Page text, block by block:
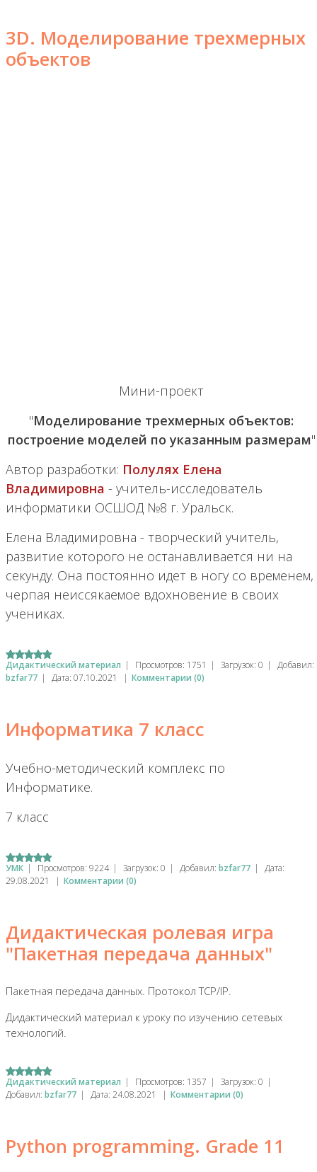
3D. Моделирование трехмерных
объектов
Мини-проект
"Моделирование трехмерных объектов:
построение моделей по указанным размерам"
Автор разработки: Полулях Елена
Владимировна - учитель-исследователь
информатики ОСШОД №8 г. Уральск.
Елена Владимировна - творческий учитель,
развитие которого не останавливается ни на
секунду. Она постоянно идет в ногу со временем,
черпая неиссякаемое вдохновение в своих
учениках.
Дидактический материал | Просмотров: 1751 | Загрузок: 0 |
Добавил:
bzfar77 | Дата: 07.10.2021 | Комментарии (0)
Информатика 7 класс
Учебно-методический комплекс по
Информатике.
7 класс
УМК | Просмотров: 9224 | Загрузок: 0 | Добавил: bzfar77 |
Дата:
29.08.2021
| Комментарии (0)
Дидактическая ролевая игра
"Пакетная передача данных"
Пакетная передача данных. Протокол TCP/IP.
Дидактический материал к уроку по изучению сетевых
технологий.
Дидактический материал | Просмотров: 1357 | Загрузок: 0 |
Добавил: bzfar77 | Дата: 24.08.2021 | Комментарии (0)
Python programming. Grade 11